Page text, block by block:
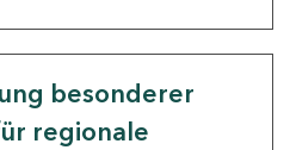
besonderer
regionale